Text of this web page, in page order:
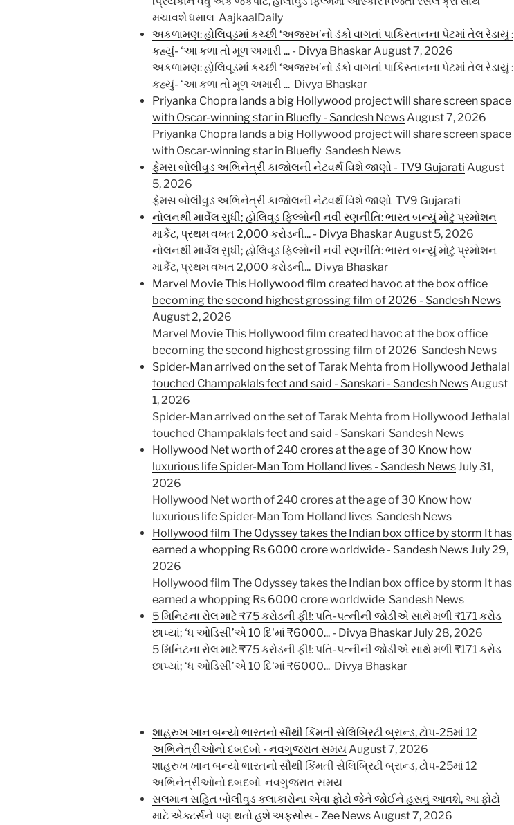
મચાવશે ધમાલ AajkaalDaily
અકળામણ: હોલિવૂડમાં કચ્છી ‘અજરખ’નો ડંકો વાગતાં પાકિસ્તાનના પેટમાં તેલ રેડાયું :
કહ્યું- ‘આ કળા તો મૂળ અમારી ... - Divya BhaskarAugust 7, 2026
અકળામણ: હોલિવૂડમાં કચ્છી ‘અજરખ’નો ડંકો વાગતાં પાકિસ્તાનના પેટમાં તેલ રેડાયું :
કહ્યું- ‘આ કળા તો મૂળ અમારી ... Divya Bhaskar
Priyanka Chopra lands a big Hollywood project will share screen space
with Oscar-winning star in Bluefly - Sandesh NewsAugust 7, 2026
Priyanka Chopra lands a big Hollywood project will share screen space
with Oscar-winning star in Bluefly Sandesh News
ફેમસ બોલીવુડ અભિનેત્રી કાજોલની નેટવર્થ વિશે જાણો - TV9 Gujarati August
5, 2026
ફેમસ બોલીવુડ અભિનેત્રી કાજોલની નેટવર્થ વિશે જાણો TV9 Gujarati
નોલનથી માર્વેલ સુધી; હોલિવૂડ ફિલ્મોની નવી રણનીતિ: ભારત બન્યું મોટું પ્રમોશન
માર્કેટ, પ્રથમ વખત 2,000 કરોડની... - Divya BhaskarAugust 5, 2026
નોલનથી માર્વેલ સુધી; હોલિવૂડ ફિલ્મોની નવી રણનીતિ: ભારત બન્યું મોટું પ્રમોશન
માર્કેટ, પ્રથમ વખત 2,000 કરોડની... Divya Bhaskar
Marvel Movie This Hollywood film created havoc at the box office
becoming the second highest grossing film of 2026 - Sandesh News
August 2, 2026
Marvel Movie This Hollywood film created havoc at the box office
becoming the second highest grossing film of 2026 Sandesh News
Spider-Man arrived on the set of Tarak Mehta from Hollywood Jethalal
touched Champaklals feet and said - Sanskari - Sandesh NewsAugust
1, 2026
Spider-Man arrived on the set of Tarak Mehta from Hollywood Jethalal
touched Champaklals feet and said - Sanskari Sandesh News
Hollywood Net worth of 240 crores at the age of 30 Know how
luxurious life Spider-Man Tom Holland lives - Sandesh NewsJuly 31,
2026
Hollywood Net worth of 240 crores at the age of 30 Know how
luxurious life Spider-Man Tom Holland lives Sandesh News
Hollywood film The Odyssey takes the Indian box office by storm It has
earned a whopping Rs 6000 crore worldwide - Sandesh NewsJuly 29,
2026
Hollywood film The Odyssey takes the Indian box office by storm It has
earned a whopping Rs 6000 crore worldwide Sandesh News
5 મિનિટના રોલ માટે ₹75 કરોડની ફી!: પતિ-પત્નીની જોડીએ સાથે મળી ₹171 કરોડ
છાપ્યાં; ‘ધ ઓડિસી’એ 10 દિ'માં ₹6000... - Divya BhaskarJuly 28, 2026
5 મિનિટના રોલ માટે ₹75 કરોડની ફી!: પતિ-પત્નીની જોડીએ સાથે મળી ₹171 કરોડ
છાપ્યાં; ‘ધ ઓડિસી’એ 10 દિ'માં ₹6000... Divya Bhaskar
શાહરુખ ખાન બન્યો ભારતનો સૌથી કિંમતી સેલિબ્રિટી બ્રાન્ડ, ટોપ-25માં 12
અભિનેત્રીઓનો દબદબો - નવગુજરાત સમયAugust 7, 2026
શાહરુખ ખાન બન્યો ભારતનો સૌથી કિંમતી સેલિબ્રિટી બ્રાન્ડ, ટોપ-25માં 12
અભિનેત્રીઓનો દબદબો નવગુજરાત સમય
સલમાન સહિત બોલીવુડ કલાકારોના એવા ફોટો જેને જોઈને હસવું આવશે, આ ફોટો
માટે એક્ટર્સને પણ થતો હશે અફસોસ - Zee NewsAugust 7, 2026